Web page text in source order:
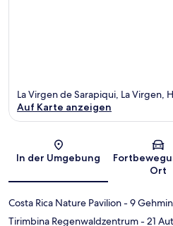
La Virgen de Sarapiqui, La Virgen,
Auf Karte anzeigen
In der Umgebung
Ort
Costa Rica Nature Pavilion- 9
Tirimbina Regenwaldzentrum- 21